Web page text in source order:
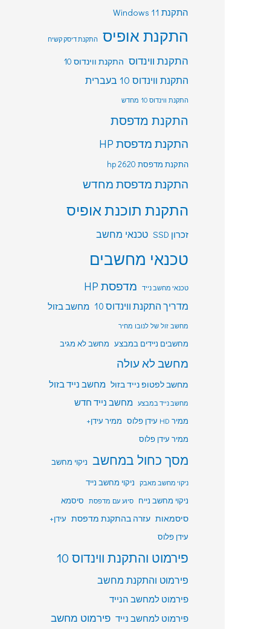
התקנת Windows 11
התקנת אופיס התקנת דיסק קשיח
התקנת ווינדוס התקנת ווינדוס 10
התקנת ווינדוס 10 בעברית
התקנת ווינדוס 10 מחדש
התקנת מדפסת
התקנת מדפסת HP
התקנת מדפסת hp 2620
התקנת מדפסת מחדש
התקנת תוכנת אופיס
זכרון SSD טכנאי מחשב
טכנאי מחשבים
טכנאי מחשב נייד מדפסת HP
מדריך התקנת ווינדוס 10 מחשב בזול
מחשב זול של לנובו מחיר
מחשבים ניידים במבצע מחשב לא מגיב
מחשב לא עולה
מחשב לפטופ נייד בזול מחשב נייד בזול
מחשב נייד במבצע מחשב נייד חדש
ממיר HD עידן פלוס
ממיר עידן+
ממיר עידן פלוס
מסך כחול במחשב ניקוי מחשב
ניקוי מחשב מאבק
ניקוי מחשב נייד
ניקוי מחשב נייח סיוע עם מדפסת סיסמא
סיסמאות עזרה בהתקנת מדפסת עידן+
עידן פלוס
פירמוט והתקנת ווינדוס 10
פירמוט והתקנת מחשב
פירמוט למחשב הנייד
פירמוט למחשב נייד פירמוט מחשב